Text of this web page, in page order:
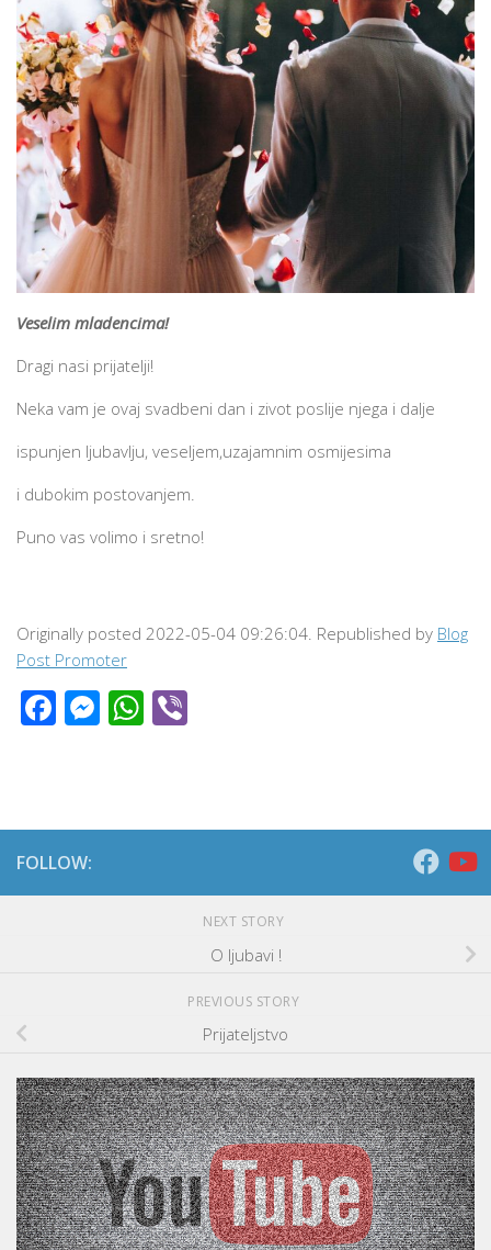
Veselim mladencima!
Dragi nasi prijatelji!
Neka vam je ovaj svadbeni dan i zivot poslije njega i dalje
ispunjen ljubavlju, veseljem,uzajamnim osmijesima
i dubokim postovanjem.
Puno vas volimo i sretno!
Originally posted 2022-05-04 09:26:04. Republished by Blog
Post Promoter
Facebook
Messenger
WhatsApp
FOLLOW:
NEXT STORY
O ljubavi !
PREVIOUS STORY
Prijateljstvo